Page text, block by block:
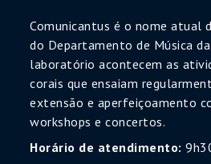
Comunicantus é o nome atual
do Departamento de Música da
laboratório acontecem as
corais que ensaiam
extensão e aperfeiçoamento
workshops e concertos.
Horário de atendimento: